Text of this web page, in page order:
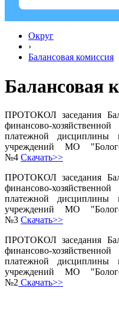
Округ
›
Балансовая комиссия
Балансовая
ПРОТОКОЛ заседания
финансово-
платежной дисциплины
учреждений МО
№4 Скачать>>
ПРОТОКОЛ заседания
финансово-
платежной дисциплины
учреждений МО
№3 Скачать>>
ПРОТОКОЛ заседания
финансово-
платежной дисциплины
учреждений МО
№2 Скачать>>